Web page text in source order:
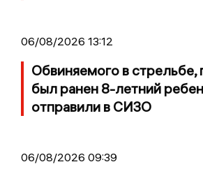
06/08/2026 13:12
Обвиняемого в стрельбе,
был ранен 8-летний
отправили в СИЗО
06/08/2026 09:39